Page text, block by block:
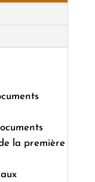
la première